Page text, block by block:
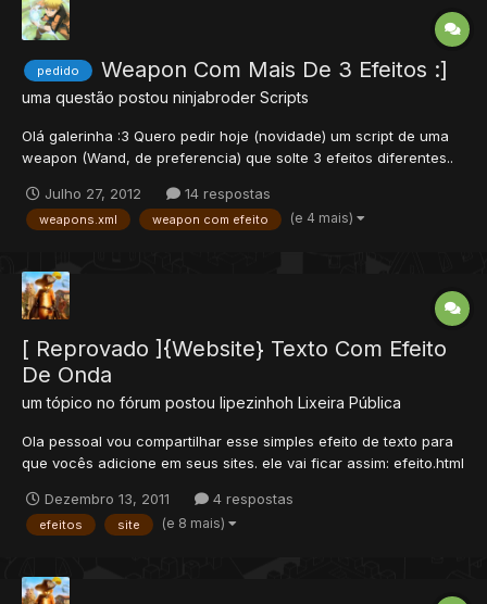
pedido Weapon Com Mais De 3 Efeitos :]
uma questão postou ninjabroder Scripts
Olá galerinha :3 Quero pedir hoje (novidade) um script de uma
weapon (Wand, de preferencia) que solte 3 efeitos diferentes..
efeito 49 no target. ~~ Depois solta um ShootEffect de
SUDDENDEATH com o efeito 17 no target. ~~~ Por...
Julho 27, 2012 14 respostas
weapons.xml weapon com efeito (e 4 mais)
[ Reprovado ]{Website} Texto Com Efeito
De Onda
um tópico no fórum postou lipezinhoh Lixeira Pública
Ola pessoal vou compartilhar esse simples efeito de texto para
que vocês adicione em seus sites. ele vai ficar assim: efeito.html
htdocs/layouts/tibiacom e abre o arquivo layout.php e adicione
o seguinte código: texto em v...
Dezembro 13, 2011 4 respostas
efeitos site (e 8 mais)